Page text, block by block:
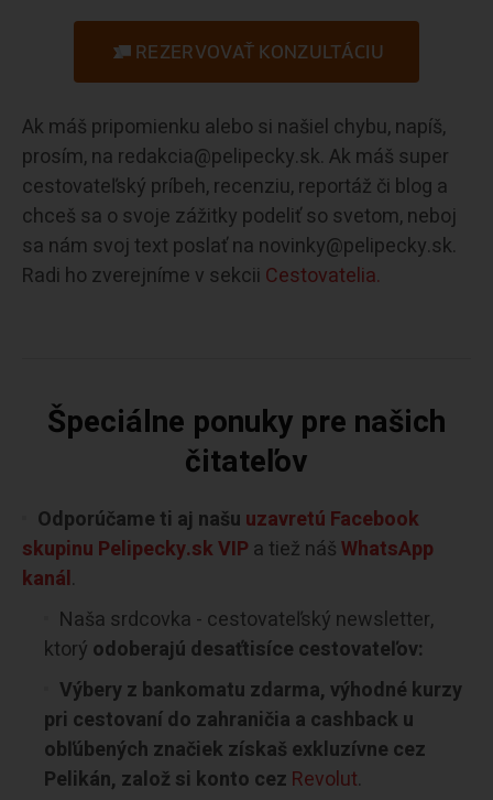
REZERVOVAŤ KONZULTÁCIU
Ak máš pripomienku alebo si našiel chybu, napíš,
prosím, na redakcia@pelipecky.sk. Ak máš super
cestovateľský príbeh, recenziu, reportáž či blog a
chceš sa o svoje zážitky podeliť so svetom, neboj
sa nám svoj text poslať na novinky@pelipecky.sk.
Radi ho zverejníme v sekcii Cestovatelia.
Špeciálne ponuky pre našich
čitateľov
Odporúčame ti aj našu uzavretú Facebook
skupinu Pelipecky.sk VIP a tiež nášWhatsApp
kanál.
Naša srdcovka - cestovateľský newsletter,
ktorý odoberajú desaťtisíce cestovateľov:
Výbery z bankomatu zdarma, výhodné kurzy
pri cestovaní do zahraničia a cashback u
obľúbených značiek získaš exkluzívne cez
Pelikán, založ si konto cez Revolut.